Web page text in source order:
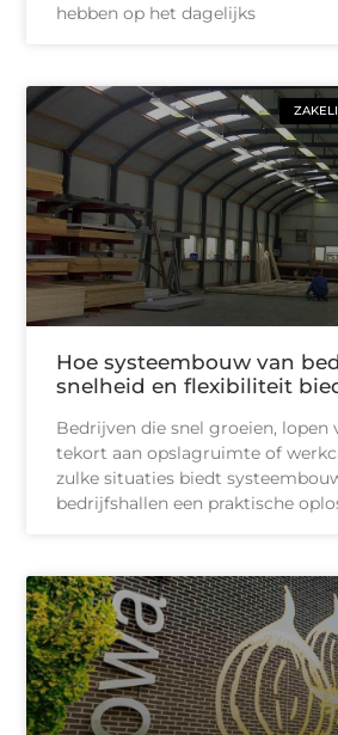
hebben op het dagelijks
Hoe systeembouw van
snelheid en flexibiliteit
Bedrijven die snel groeien, lopen
tekort aan opslagruimte of
zulke situaties biedt
bedrijfshallen een praktische